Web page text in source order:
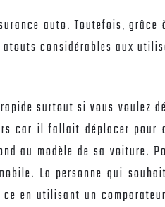
auto. Toutefois,
considérables aux
surtout si vous voulez
car il fallait déplacer pour
au modèle de sa voiture.
La personne qui
en utilisant un